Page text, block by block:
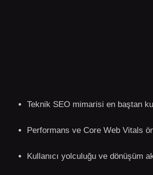
Teknik SEO mimarisi en baştan
Performans ve Core Web Vitals
Kullanıcı yolculuğu ve dönüşüm